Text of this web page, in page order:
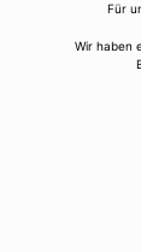
Für
Wir haben